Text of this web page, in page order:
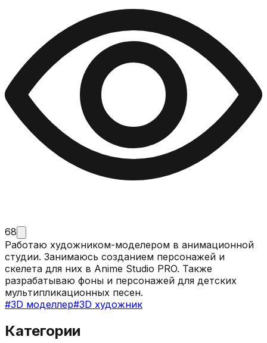
68
Работаю художником-моделером в анимационной
студии. Занимаюсь созданием персонажей и
скелета для них в Anime Studio PRO. Также
разрабатываю фоны и персонажей для детских
мультипликационных песен.
#3D моделлер#3D художник
Категории